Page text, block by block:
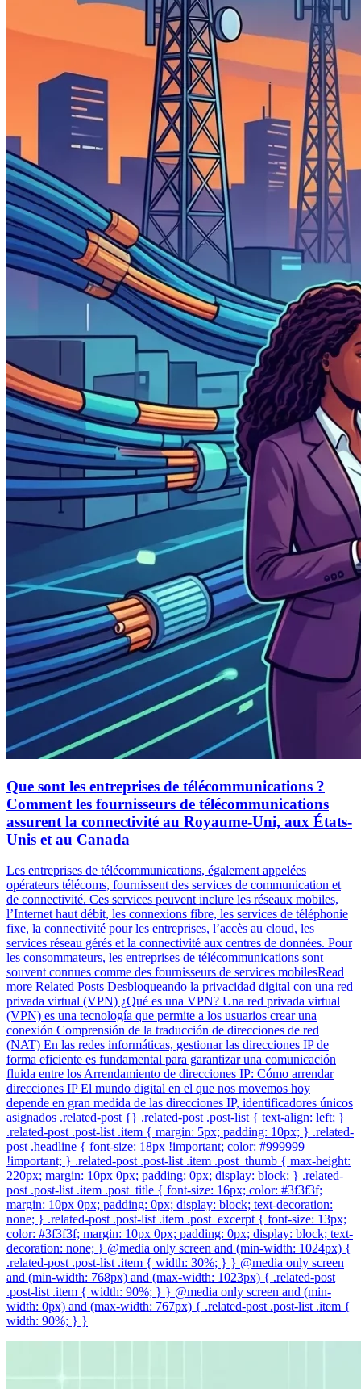
Que sont les entreprises de télécommunications ?
Comment les fournisseurs de télécommunications
assurent la connectivité au Royaume-Uni, aux États-
Unis et au Canada
Les entreprises de télécommunications, également appelées
opérateurs télécoms, fournissent des services de communication et
de connectivité. Ces services peuvent inclure les réseaux mobiles,
l’Internet haut débit, les connexions fibre, les services de téléphonie
fixe, la connectivité pour les entreprises, l’accès au cloud, les
services réseau gérés et la connectivité aux centres de données. Pour
les consommateurs, les entreprises de télécommunications sont
souvent connues comme des fournisseurs de services mobilesRead
more Related Posts Desbloqueando la privacidad digital con una red
privada virtual (VPN) ¿Qué es una VPN? Una red privada virtual
(VPN) es una tecnología que permite a los usuarios crear una
conexión Comprensión de la traducción de direcciones de red
(NAT) En las redes informáticas, gestionar las direcciones IP de
forma eficiente es fundamental para garantizar una comunicación
fluida entre los Arrendamiento de direcciones IP: Cómo arrendar
direcciones IP El mundo digital en el que nos movemos hoy
depende en gran medida de las direcciones IP, identificadores únicos
asignados .related-post {} .related-post .post-list { text-align: left; }
.related-post .post-list .item { margin: 5px; padding: 10px; } .related-
post .headline { font-size: 18px !important; color: #999999
!important; } .related-post .post-list .item .post_thumb { max-height:
220px; margin: 10px 0px; padding: 0px; display: block; } .related-
post .post-list .item .post_title { font-size: 16px; color: #3f3f3f;
margin: 10px 0px; padding: 0px; display: block; text-decoration:
none; } .related-post .post-list .item .post_excerpt { font-size: 13px;
color: #3f3f3f; margin: 10px 0px; padding: 0px; display: block; text-
decoration: none; } @media only screen and (min-width: 1024px) {
.related-post .post-list .item { width: 30%; } } @media only screen
and (min-width: 768px) and (max-width: 1023px) { .related-post
.post-list .item { width: 90%; } } @media only screen and (min-
width: 0px) and (max-width: 767px) { .related-post .post-list .item {
width: 90%; } }